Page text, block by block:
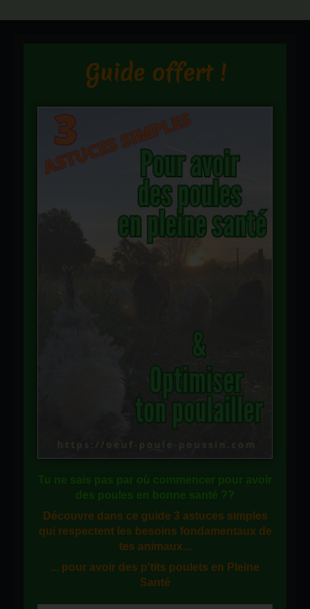
Guide offert !
Tu ne sais pas par où commencer pour avoir
des poules en bonne santé ??
Découvre dans ce guide 3 astuces simples
qui respectent les besoins fondamentaux de
tes animaux...
... pour avoir des p'tits poulets en Pleine
Santé